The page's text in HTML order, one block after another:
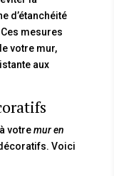
d’étanchéité
mesures
votre mur,
aux
votremur en
Voici